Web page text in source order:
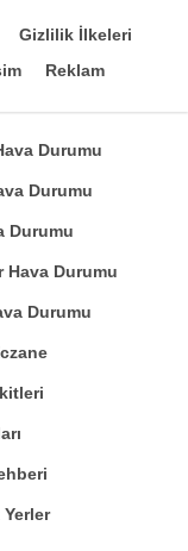
Gizlilik İlkeleri
Reklam
Durumu
Durumu
Durumu
Hava Durumu
Durumu